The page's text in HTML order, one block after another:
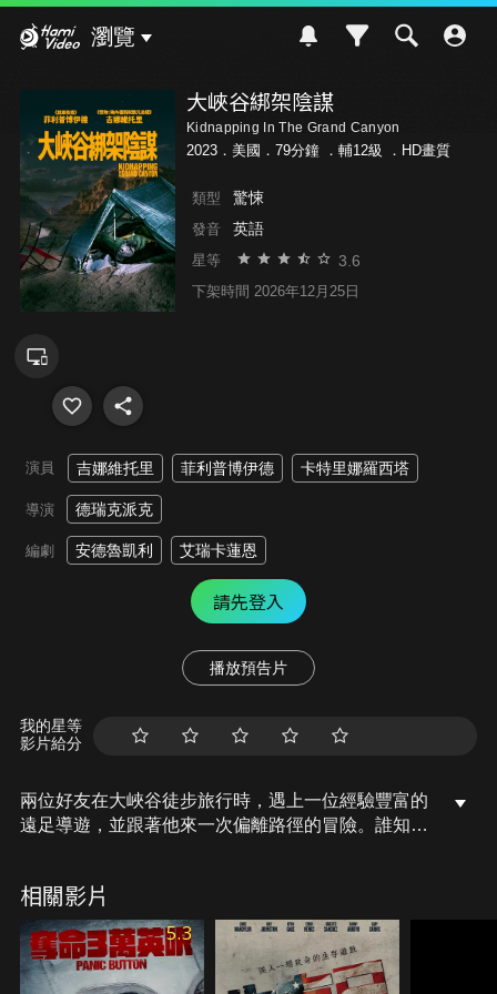
瀏覽
大峽谷綁架陰謀
Kidnapping In The Grand Canyon
2023．美國．79分鐘 ． 輔12級 ．HD畫質
類型 驚悚
發音 英語
星等 3.6
下架時間 2026年12月25日
演員 吉娜維托里 菲利普博伊德 卡特里娜羅西塔
導演 德瑞克派克
編劇 安德魯凱利 艾瑞卡蓮恩
請先登入
播放預告片
我的星等
影片給分
兩位好友在大峽谷徒步旅行時，遇上一位經驗豐富的
遠足導遊，並跟著他來一次偏離路徑的冒險。誰知情
的敵人。
相關影片
5.3